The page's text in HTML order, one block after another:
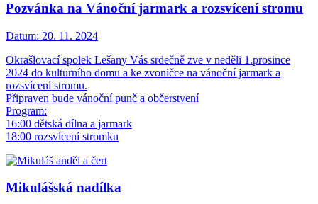
Pozvánka na Vánoční jarmark a rozsvícení stromu
Datum: 20. 11. 2024
Okrašlovací spolek Lešany Vás srdečně zve v neděli 1.prosince
2024 do kulturního domu a ke zvoničce na vánoční jarmark a
rozsvícení stromu.
Připraven bude vánoční punč a občerstvení
Program:
16:00 dětská dílna a jarmark
18:00 rozsvícení stromku
Mikulášská nadílka